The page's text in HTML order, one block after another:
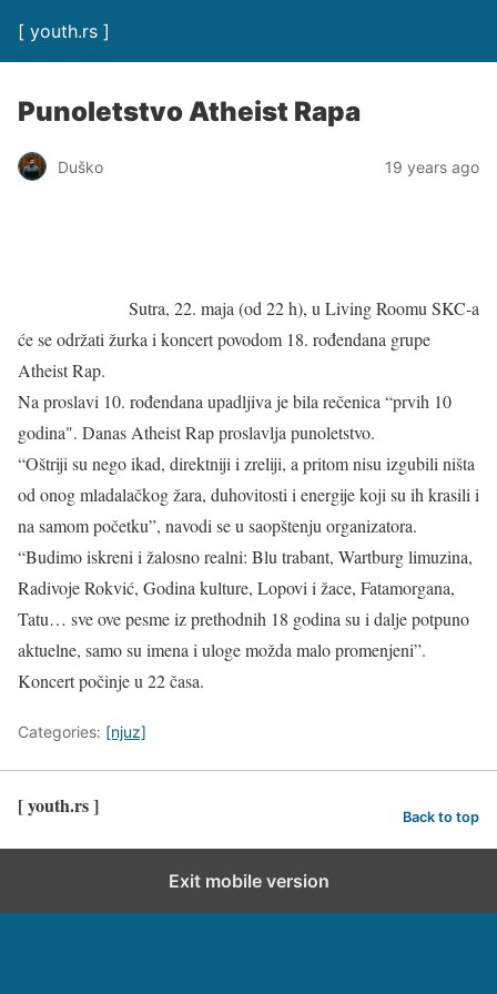
[ youth.rs ]
Punoletstvo Atheist Rapa
Duško 19 years ago
Sutra, 22. maja (od 22 h), u Living Roomu SKC-a
će se održati žurka i koncert povodom 18. rođendana grupe
Atheist Rap.
Na proslavi 10. rođendana upadljiva je bila rečenica “prvih 10
godina". Danas Atheist Rap proslavlja punoletstvo.
“Oštriji su nego ikad, direktniji i zreliji, a pritom nisu izgubili ništa
od onog mladalačkog žara, duhovitosti i energije koji su ih krasili i
na samom početku”, navodi se u saopštenju organizatora.
“Budimo iskreni i žalosno realni: Blu trabant, Wartburg limuzina,
Radivoje Rokvić, Godina kulture, Lopovi i žace, Fatamorgana,
Tatu… sve ove pesme iz prethodnih 18 godina su i dalje potpuno
aktuelne, samo su imena i uloge možda malo promenjeni”.
Koncert počinje u 22 časa.
Categories: [njuz]
[ youth.rs ] Back to top
Exit mobile version